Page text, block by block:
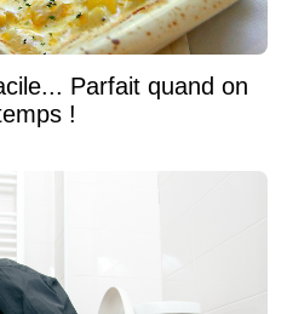
Parfait quand on
!